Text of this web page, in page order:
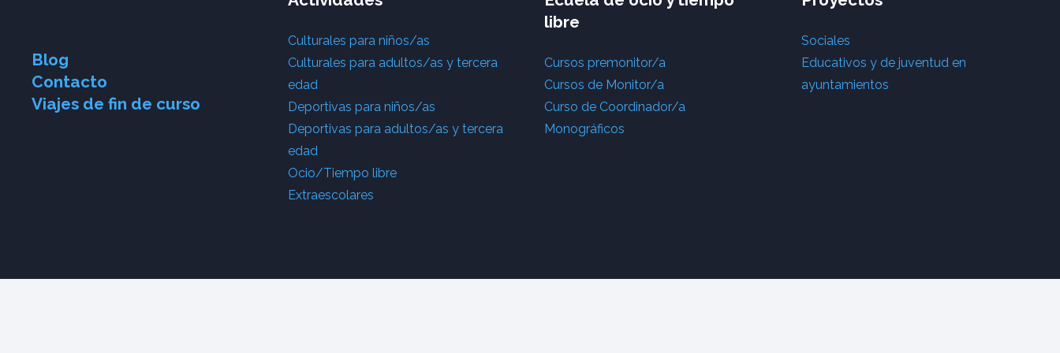
Blog
Contacto
Viajes de fin de curso
Culturales para niños/as
Culturales para adultos/as y tercera
edad
Deportivas para niños/as
Deportivas para adultos/as y tercera
edad
Ocio/Tiempo libre
Extraescolares
libre
Cursos premonitor/a
Cursos de Monitor/a
Curso de Coordinador/a
Monográficos
Sociales
Educativos y de juventud en
ayuntamientos